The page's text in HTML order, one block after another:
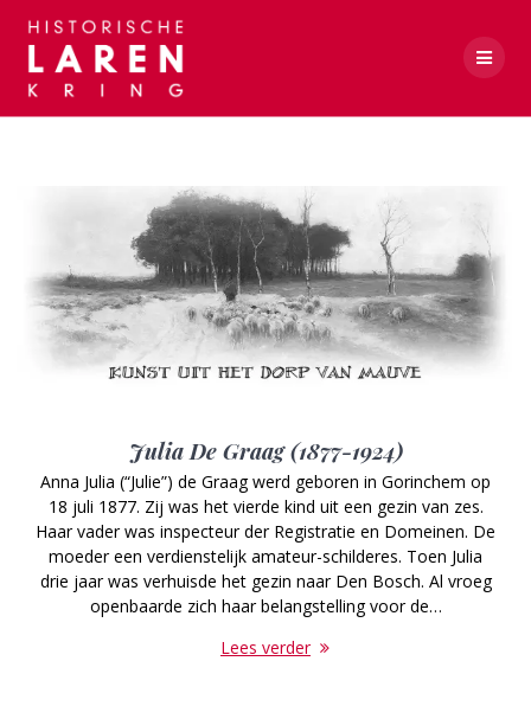
Julia De Graag (1877-1924)
Anna Julia (“Julie”) de Graag werd geboren in Gorinchem op
18 juli 1877. Zij was het vierde kind uit een gezin van zes.
Haar vader was inspecteur der Registratie en Domeinen. De
moeder een verdienstelijk amateur-schilderes. Toen Julia
drie jaar was verhuisde het gezin naar Den Bosch. Al vroeg
openbaarde zich haar belangstelling voor de…
Lees verder